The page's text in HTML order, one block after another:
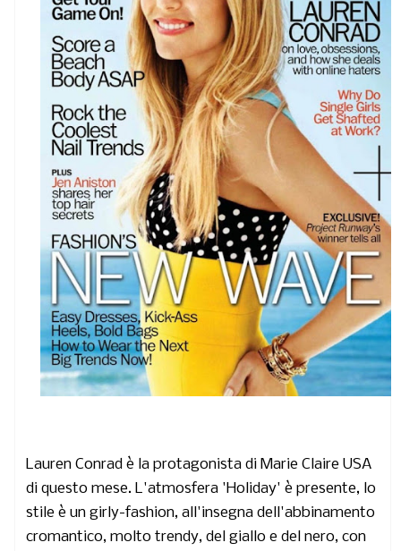
Lauren Conradè la protagonista diMarie Claire USA
di questo mese. L'atmosfera 'Holiday' è presente, lo
stile è un girly-fashion, all'insegna dell'abbinamento
cromantico, molto trendy, del giallo e del nero, con